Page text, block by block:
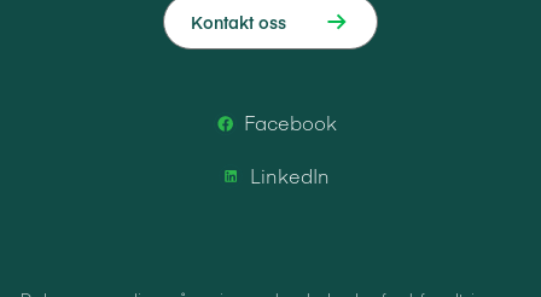
Facebook
LinkedIn
Kontakt oss